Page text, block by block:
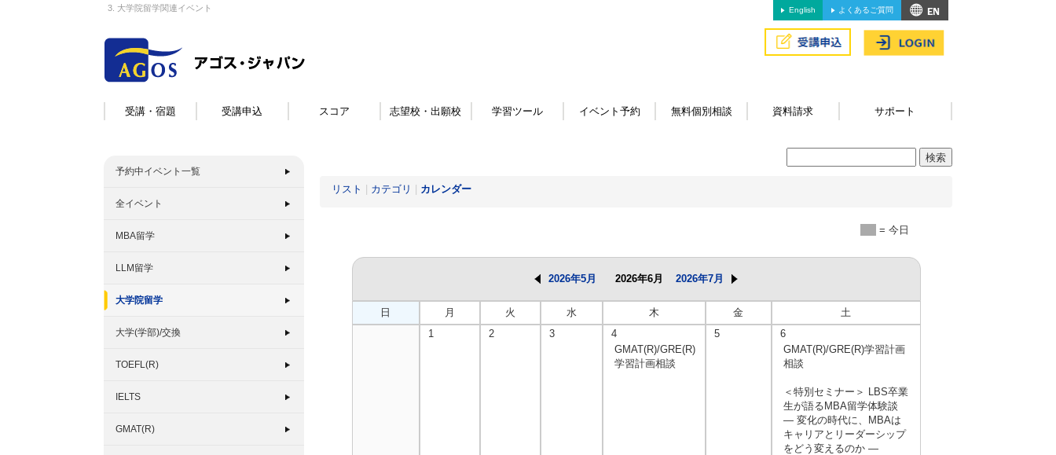
3. 大学院留学関連イベント English よくあるご質問
受講・宿題 受講申込 スコア 志望校・出願校 学習ツール イベント予約 無料個別相談 資料請求 サポート
予約中イベント一覧
全イベント
MBA留学
LLM留学
大学院留学
大学(学部)/交換
TOEFL(R)
IELTS
GMAT(R)
リスト カテゴリ カレンダー
= 今日
2026年5月 2026年6月 2026年7月
日 月 火 水 木 金
土
1
2 3
4
GMAT(R)/GRE(R)
学習計画相談
5
6
GMAT(R)/GRE(R)学習計画
相談
＜特別セミナー＞ LBS卒業
生が語るMBA留学体験談
― 変化の時代に、MBAは
キャリアとリーダーシップ
をどう変えるのか ―